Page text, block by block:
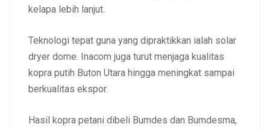
kelapa lebih lanjut.
Teknologi tepat guna yang dipraktikkan ialah solar
dryer dome. Inacom juga turut menjaga kualitas
kopra putih Buton Utara hingga meningkat sampai
berkualitas ekspor.
Hasil kopra petani dibeli Bumdes dan Bumdesma,